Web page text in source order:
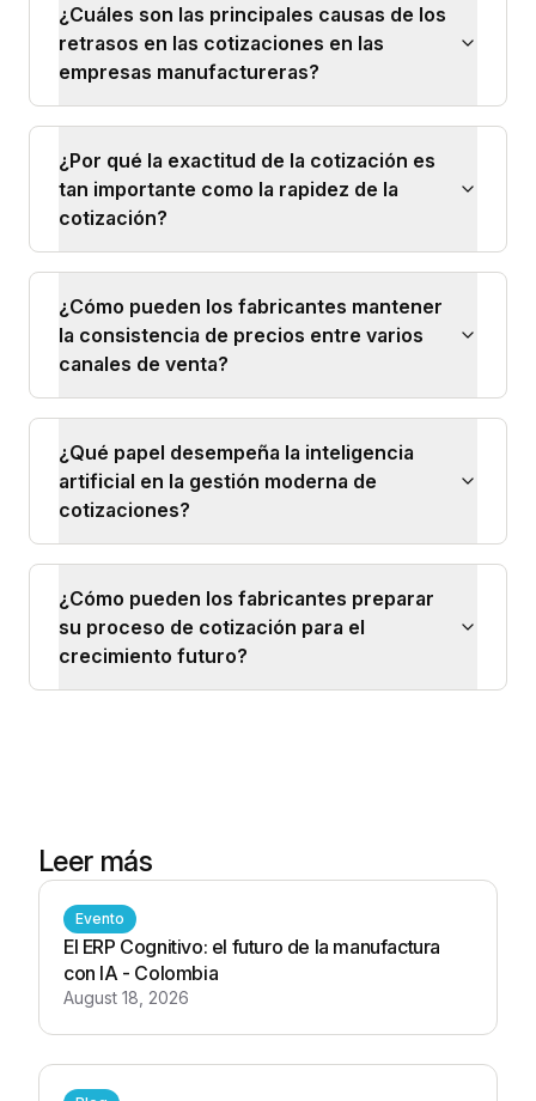
¿Cuáles son las principales causas de los
retrasos en las cotizaciones en las
empresas manufactureras?
¿Por qué la exactitud de la cotización es
tan importante como la rapidez de la
cotización?
¿Cómo pueden los fabricantes mantener
la consistencia de precios entre varios
canales de venta?
¿Qué papel desempeña la inteligencia
artificial en la gestión moderna de
cotizaciones?
¿Cómo pueden los fabricantes preparar
su proceso de cotización para el
crecimiento futuro?
Leer más
Evento
El ERP Cognitivo: el futuro de la manufactura
con IA - Colombia
August 18, 2026